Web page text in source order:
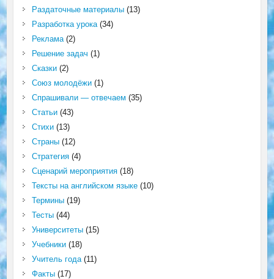
Раздаточные материалы(13)
Разработка урока(34)
Реклама(2)
Решение задач (1)
Сказки(2)
Союз молодёжи(1)
Спрашивали — отвечаем (35)
Статьи(43)
Стихи(13)
Страны(12)
Стратегия(4)
Сценарий мероприятия(18)
Тексты на английском языке(10)
Термины(19)
Тесты(44)
Университеты(15)
Учебники(18)
Учитель года(11)
Факты(17)